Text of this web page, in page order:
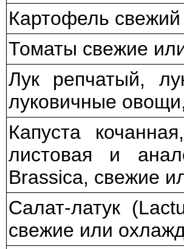
Картофель
Томаты свежие
Лук репчатый,
луковичные
Капуста
листовая и
Brassica, свежие
Салат-латук
свежие или